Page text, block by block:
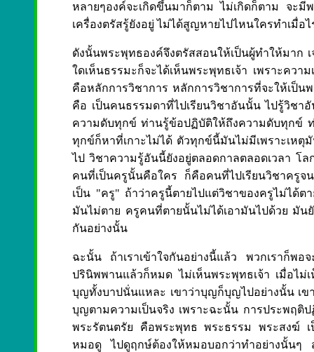
หลายๆองค์จะเกิดขึ้นมาก็ตาม ไม่เกิดก็ตาม จะ
เครื่องตรัสรู้ยังอยู่ ไม่ได้สูญหายไปไหนใครทำเมื่อไ
ดังนั้นพระพุทธองค์จึงตรัสสอนให้เป็นผู้ทำให้มาก
ใดเห็นธรรมะก็จะได้เห็นพระพุทธเจ้า เพราะคว
คือหลักการวิชาการ หลักการวิชาการที่จะให้เป็น
คือ เป็นคนธรรมดาที่ไปเรียนวิชาอันนั้น ไปรู้วิช
ความดับทุกข์ ท่านรู้ข้อปฏิบัติให้ถึงความดับทุกข์ ท่
ทุกข์ก็หาที่เกาะไม่ได้ ตัวทุกข์นี้มันไม่มีเพราะเห
ไป วิชาความรู้อันนี้ยังอยู่ตลอดกาลตลอดเวลา โ
คนที่เป็นครูนั้นคือใคร ก็คือคนที่ไปเรียนวิชาครูจ
เป็น "ครู" ถ้าว่าครูนี้ตายไปแต่วิชาของครูไม่ได้ต
มันไม่ตาย ครูคนที่ตายนั้นไม่ได้เอามันไปด้วย มัน
กันอย่างนั้น
ฉะนั้น ถ้าเราเข้าใจกันอย่างนี้แล้ว พวกเราก็พอ
ปรินิพพานแล้วก็หมด ไม่เห็นพระพุทธเจ้า เมื่อไม่
บุญทั้งบาปนั่นแหละ เขาว่าบุญก็บุญไปอย่างนั้น เข
บุญตามความเป็นจริง เพราะฉะนั้น การประพฤติ
พระรัตนตรัย คือพระพุทธ พระธรรม พระสงฆ์ เ
หมอดู ไปดูฤกษ์ต้องให้หมอบอกว่าทำอย่างนั้นๆ ส